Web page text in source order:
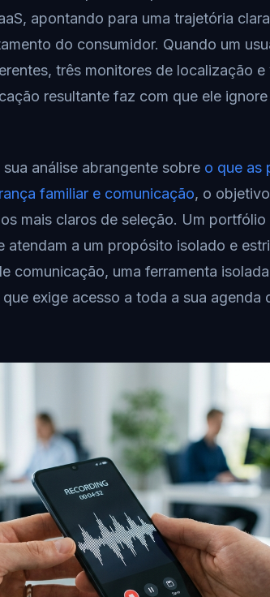
apontando para uma trajetória
do consumidor. Quando um
três monitores de localização e
resultante faz com que ele
sua análise abrangente sobre o que as
familiar e comunicação, o
mais claros de seleção. Um
atendam a um propósito isolado e
comunicação, uma ferramenta
exige acesso a toda a sua agenda